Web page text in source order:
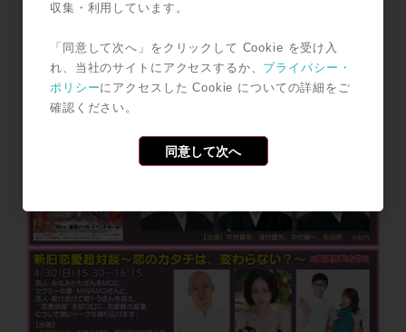
収集・利用しています。
「同意して次へ」をクリックして Cookie を受け入
れ、当社のサイトにアクセスするか、 プライバシー・
ポリシーにアクセスした Cookie についての詳細をご
確認ください。
同意して次へ